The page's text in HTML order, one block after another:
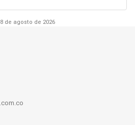
de agosto de 2026